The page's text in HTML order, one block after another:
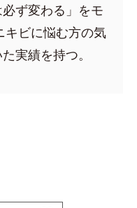
ず変わる」をモ
キビに悩む方の気
実績を持つ。